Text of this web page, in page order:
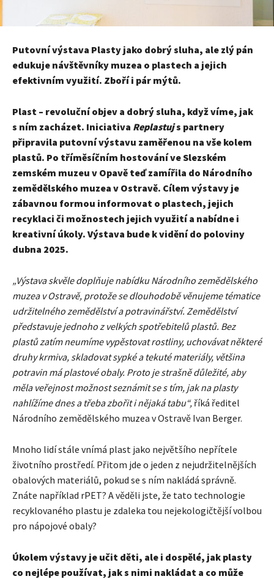
Putovní výstava Plasty jako dobrý sluha, ale zlý pán
edukuje návštěvníky muzea o plastech a jejich
efektivním využití. Zboří i pár mýtů.
Plast – revoluční objev a dobrý sluha, když víme, jak
s ním zacházet. Iniciativa Replastujs partnery
připravila putovní výstavu zaměřenou na vše kolem
plastů. Po tříměsíčním hostování ve Slezském
zemském muzeu v Opavě teď zamířila do Národního
zemědělského muzea v Ostravě. Cílem výstavy je
zábavnou formou informovat o plastech, jejich
recyklaci či možnostech jejich využití a nabídne i
kreativní úkoly. Výstava bude k vidění do poloviny
dubna 2025.
„Výstava skvěle doplňuje nabídku Národního zemědělského
muzea v Ostravě, protože se dlouhodobě věnujeme tématice
udržitelného zemědělství a potravinářství. Zemědělství
představuje jednoho z velkých spotřebitelů plastů. Bez
plastů zatím neumíme vypěstovat rostliny, uchovávat některé
druhy krmiva, skladovat sypké a tekuté materiály, většina
potravin má plastové obaly. Proto je strašně důležité, aby
měla veřejnost možnost seznámit se s tím, jak na plasty
nahlížíme dnes a třeba zbořit i nějaká tabu“, říká ředitel
Národního zemědělského muzea v Ostravě Ivan Berger.
Mnoho lidí stále vnímá plast jako největšího nepřítele
životního prostředí. Přitom jde o jeden z nejudržitelnějších
obalových materiálů, pokud se s ním nakládá správně.
Znáte například rPET? A věděli jste, že tato technologie
recyklovaného plastu je zdaleka tou nejekologičtější volbou
pro nápojové obaly?
Úkolem výstavy je učit děti, ale i dospělé, jak plasty
co nejlépe používat, jak s nimi nakládat a co může